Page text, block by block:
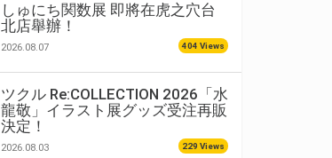
しゅにち関数展 即將在虎之穴台
北店舉辦！
2026.08.07 404 Views
ツクル Re:COLLECTION 2026「水
龍敬」イラスト展グッズ受注再販
決定！
2026.08.03 229 Views